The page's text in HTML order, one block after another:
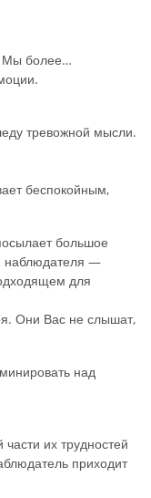
Мы более…
тревожной мысли.
беспокойным,
большое
наблюдателя —
для
Они Вас не слышат,
над
их трудностей
приходит